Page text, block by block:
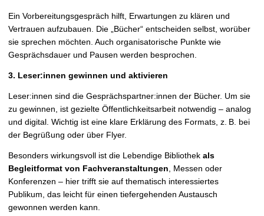
Ein Vorbereitungsgespräch hilft, Erwartungen zu klären und
Vertrauen aufzubauen. Die „Bücher“ entscheiden selbst, worüber
sie sprechen möchten. Auch organisatorische Punkte wie
Gesprächsdauer und Pausen werden besprochen.
3. Leser:innen gewinnen und aktivieren
Leser:innen sind die Gesprächspartner:innen der Bücher. Um sie
zu gewinnen, ist gezielte Öffentlichkeitsarbeit notwendig – analog
und digital. Wichtig ist eine klare Erklärung des Formats, z. B. bei
der Begrüßung oder über Flyer.
Besonders wirkungsvoll ist die Lebendige Bibliothek als
Begleitformat von Fachveranstaltungen , Messen oder
Konferenzen – hier trifft sie auf thematisch interessiertes
Publikum, das leicht für einen tiefergehenden Austausch
gewonnen werden kann.